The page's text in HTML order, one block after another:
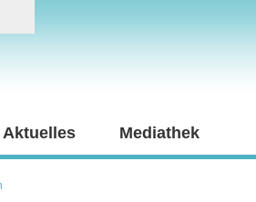
Aktuelles Mediathek